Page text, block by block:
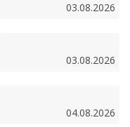
03.08.2026
03.08.2026
04.08.2026